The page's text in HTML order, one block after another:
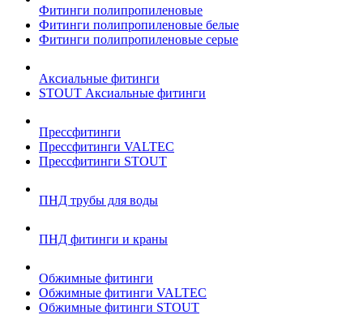
Фитинги полипропиленовые
Фитинги полипропиленовые белые
Фитинги полипропиленовые серые
Аксиальные фитинги
STOUT Аксиальные фитинги
Прессфитинги
Прессфитинги VALTEC
Прессфитинги STOUT
ПНД трубы для воды
ПНД фитинги и краны
Обжимные фитинги
Обжимные фитинги VALTEC
Обжимные фитинги STOUT